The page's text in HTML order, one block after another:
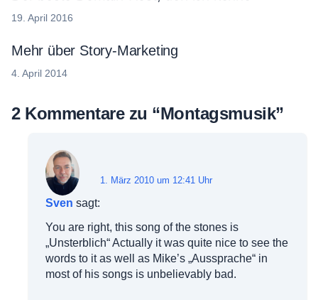
19. April 2016
Mehr über Story-Marketing
4. April 2014
2 Kommentare zu “Montagsmusik”
Sven sagt:
1. März 2010 um 12:41 Uhr
You are right, this song of the stones is
„Unsterblich“ Actually it was quite nice to see the
words to it as well as Mike’s „Aussprache“ in
most of his songs is unbelievably bad.